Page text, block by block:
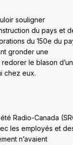
souligner
du pays et
du 150e du
gronder une
le blason d’un
chez eux.
Radio-Canada
les employés et
n’avaient